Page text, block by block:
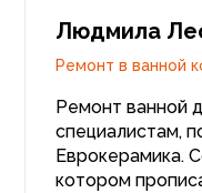
Людмила
Ремонт в ванной
Ремонт ванной
специалистам,
Еврокерамика.
котором